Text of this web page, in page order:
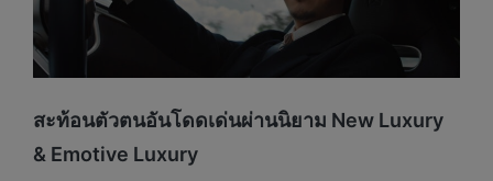
สะท้อนตัวตนอันโดดเด่นผ่านนิยาม New Luxury
& Emotive Luxury